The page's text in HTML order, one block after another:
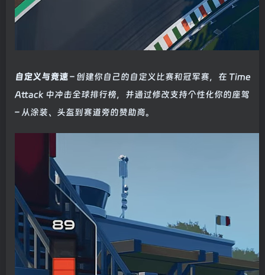
自定义与竞速– 创建你自己的自定义比赛和冠军赛，在 Time
Attack 中冲击全球排行榜，并通过修改支持个性化你的座驾
– 从涂装、头盔到赛道旁的赞助商。